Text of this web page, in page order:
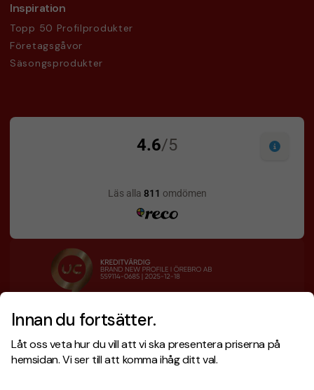
Innan du fortsätter.
Låt oss veta hur du vill att vi ska presentera priserna på
hemsidan. Vi ser till att komma ihåg ditt val.
Inspiration
Topp 50 Profilprodukter
Företagsgåvor
Säsongsprodukter
Designskiss inom 1 h
Fri offert
Snabb leverans